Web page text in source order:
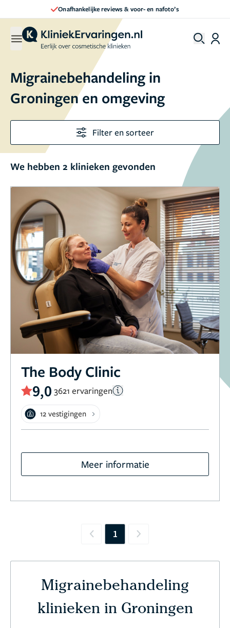
Onafhankelijke reviews & voor- en nafoto’s
Migrainebehandeling in
Groningen en omgeving
Filter en sorteer
We hebben 2 klinieken gevonden
The Body Clinic
9,0 3621 ervaringen
12 vestigingen
Meer informatie
Previous
1 Next
Migrainebehandeling
klinieken in Groningen